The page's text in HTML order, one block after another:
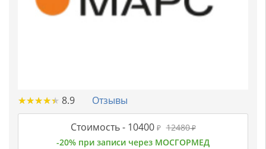
★★★★★
★★★★★ 8.9 Отзывы
Стоимость -10400 ₽ 12480₽
-20% при записи через МОСГОРМЕД